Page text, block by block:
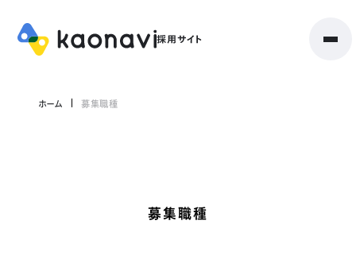
ホーム 募集職種
募集職種